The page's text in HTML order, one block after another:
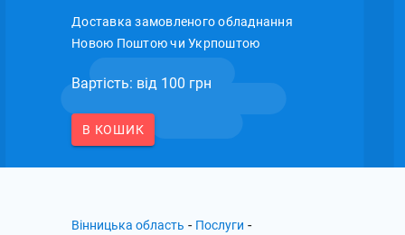
Доставка замовленого обладнання
Новою Поштою чи Укрпоштою
В КОШИК
Вартість: вiд 100 грн
Вінницька область - Послуги -